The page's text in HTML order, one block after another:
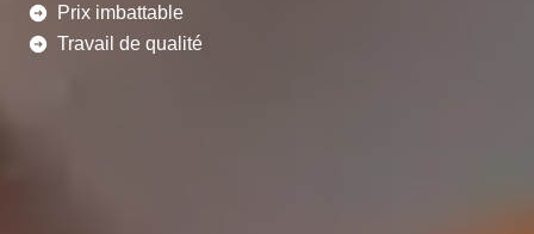
Prix imbattable
Travail de qualité